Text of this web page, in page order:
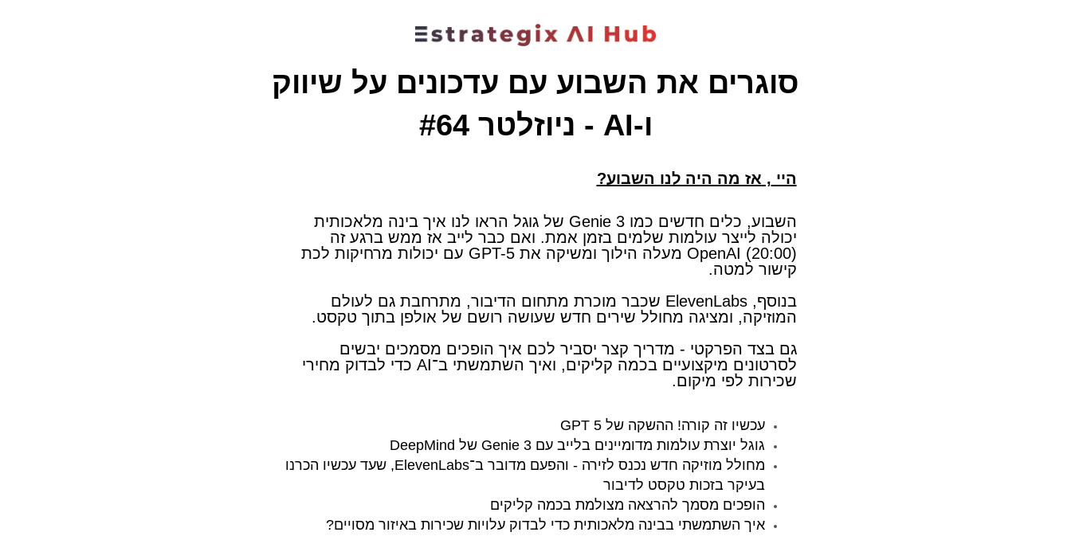
סוגרים את השבוע עם עדכונים על שיווק
ו-AI - ניוזלטר #64
​היי , אז מה היה לנו השבוע?
השבוע, כלים חדשים כמו Genie 3 של גוגל הראו לנו איך בינה מלאכותית
יכולה לייצר עולמות שלמים בזמן אמת. ואם כבר לייב אז ממש ברגע זה
(20:00) OpenAI מעלה הילוך ומשיקה את GPT-5 עם יכולות מרחיקות לכת
קישור למטה.
​בנוסף, ElevenLabs שכבר מוכרת מתחום הדיבור, מתרחבת גם לעולם
המוזיקה, ומציגה מחולל שירים חדש שעושה רושם של אולפן בתוך טקסט.
גם בצד הפרקטי - מדריך קצר יסביר לכם איך הופכים מסמכים יבשים
לסרטונים מיקצועיים בכמה קליקים, ואיך השתמשתי ב־AI כדי לבדוק מחירי
שכירות לפי מיקום.
עכשיו זה קורה! ההשקה של GPT 5
גוגל יוצרת עולמות מדומיינים בלייב עם Genie 3 של DeepMind
מחולל מוזיקה חדש נכנס לזירה - והפעם מדובר ב־ElevenLabs, שעד עכשיו הכרנו
בעיקר בזכות טקסט לדיבור
הופכים מסמך להרצאה מצולמת בכמה קליקים
איך השתמשתי בבינה מלאכותית כדי לבדוק עלויות שכירות באיזור מסויים?